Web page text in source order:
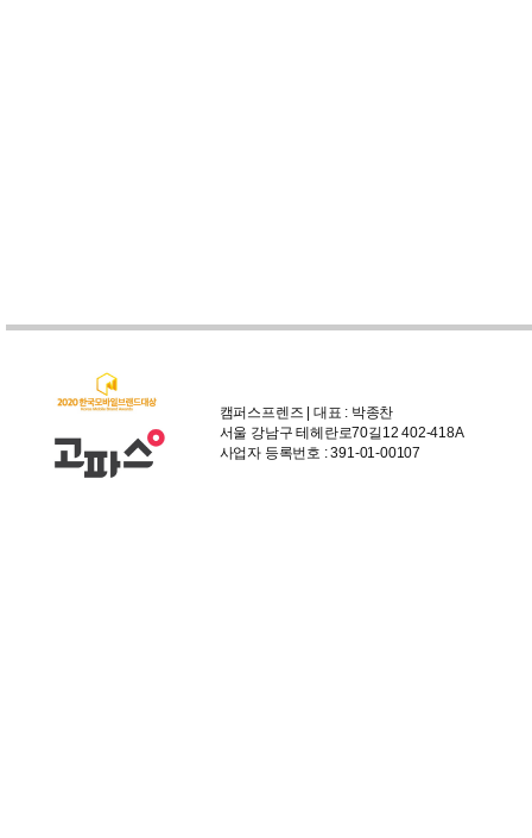
캠퍼스프렌즈 | 대표 : 박종찬
서울 강남구 테헤란로70길12 402-418A
사업자 등록번호 : 391-01-00107